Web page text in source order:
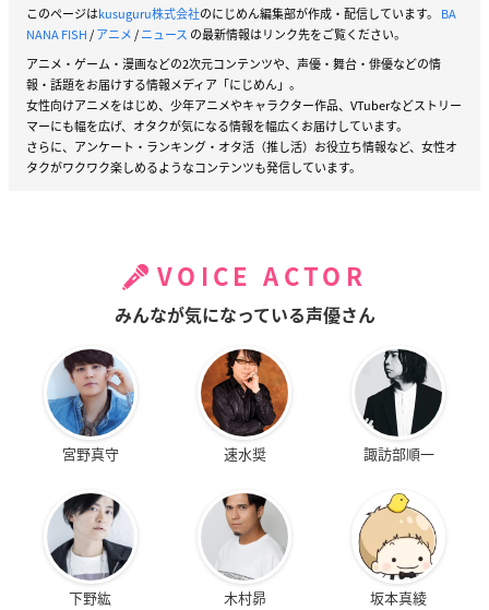
このページはkusuguru株式会社のにじめん編集部が作成・配信しています。 BA
NANA FISH/アニメ/ニュース の最新情報はリンク先をご覧ください。
アニメ・ゲーム・漫画などの2次元コンテンツや、声優・舞台・俳優などの情
報・話題をお届けする情報メディア「にじめん」。
女性向けアニメをはじめ、少年アニメやキャラクター作品、VTuberなどストリー
マーにも幅を広げ、オタクが気になる情報を幅広くお届けしています。
さらに、アンケート・ランキング・オタ活（推し活）お役立ち情報など、女性オ
タクがワクワク楽しめるようなコンテンツも発信しています。
VOICE ACTOR
みんなが気になっている声優さん
宮野真守 速水奨 諏訪部順一
下野紘 木村昴 坂本真綾